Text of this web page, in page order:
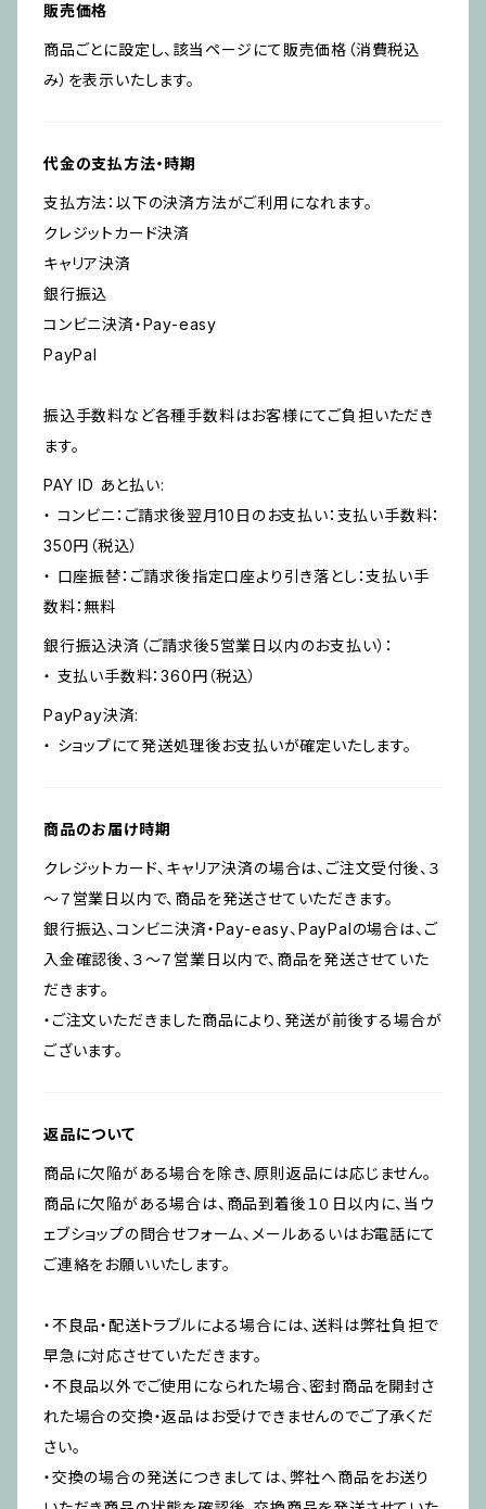
販売価格
商品ごとに設定し、該当ページにて販売価格（消費税込
み）を表示いたします。
代金の支払方法・時期
支払方法：以下の決済方法がご利用になれます。
クレジットカード決済
キャリア決済
銀行振込
コンビニ決済・Pay-easy
PayPal
振込手数料など各種手数料はお客様にてご負担いただき
ます。
PAY ID あと払い:
・ コンビニ：ご請求後翌月10日のお支払い：支払い手数料：
350円（税込）
・ 口座振替：ご請求後指定口座より引き落とし：支払い手
数料：無料
銀行振込決済（ご請求後5営業日以内のお支払い）：
・ 支払い手数料：360円（税込）
PayPay決済:
・ ショップにて発送処理後お支払いが確定いたします。
商品のお届け時期
クレジットカード、キャリア決済の場合は、ご注文受付後、３
～７営業日以内で、商品を発送させていただきます。
銀行振込、コンビニ決済・Pay-easy、PayPalの場合は、ご
入金確認後、３〜７営業日以内で、商品を発送させていた
だきます。
・ご注文いただきました商品により、発送が前後する場合が
ございます。
返品について
商品に欠陥がある場合を除き、原則返品には応じません。
商品に欠陥がある場合は、商品到着後１０日以内に、当ウ
ェブショップの問合せフォーム、メールあるいはお電話にて
ご連絡をお願いいたします。
・不良品・配送トラブルによる場合には、送料は弊社負担で
早急に対応させていただきます。
・不良品以外でご使用になられた場合、密封商品を開封さ
れた場合の交換・返品はお受けできませんのでご了承くだ
さい。
・交換の場合の発送につきましては、弊社へ商品をお送り